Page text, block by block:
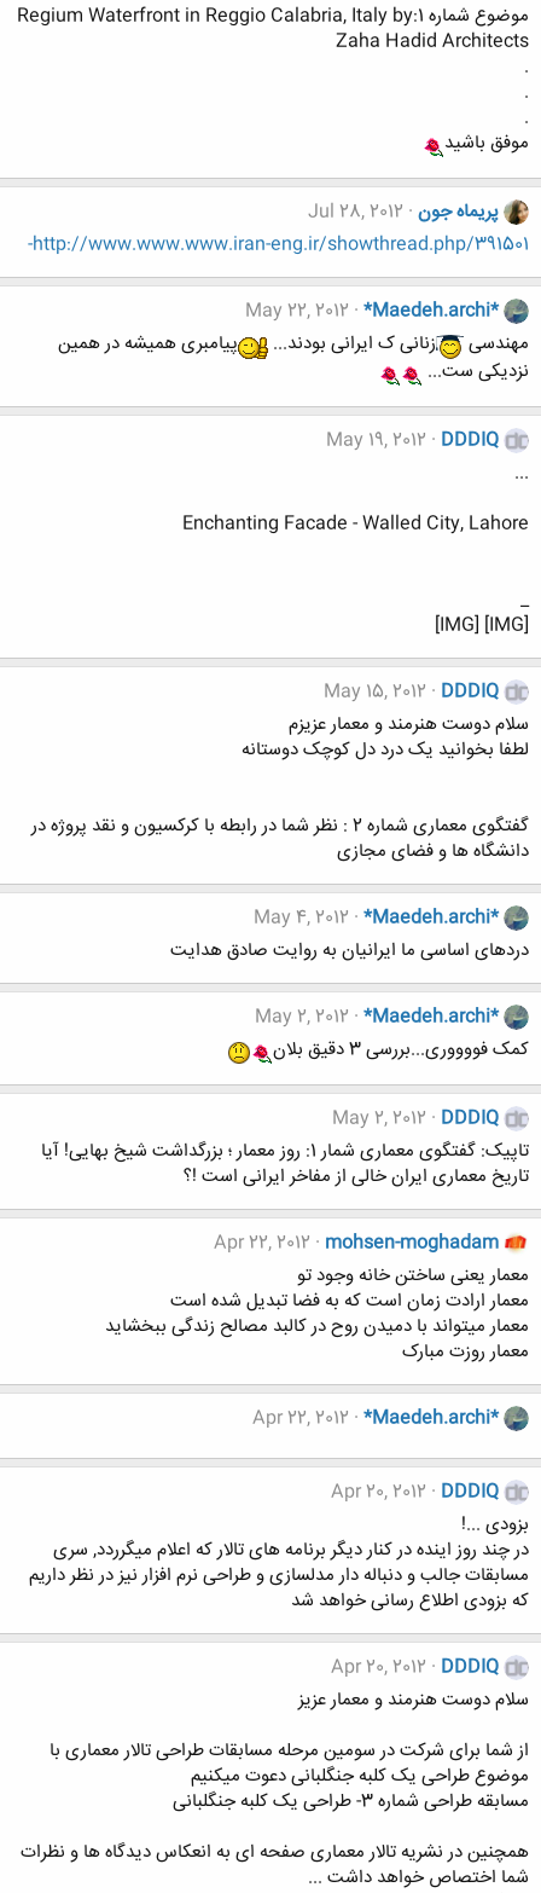
موضوع شماره 1:Regium Waterfront in Reggio Calabria, Italy by
Zaha Hadid Architects
.
.
.
موفق باشید
پریماه جون Jul 28, 2012
http://www.www.www.iran-eng.ir/showthread.php/391501-
*Maedeh.archi*
May 22, 2012
مهندسی
زنانی ک ایرانی بودند...
پیامبری همیشه در همین
نزدیکی ست...
DDDIQ
May 19, 2012
...
Enchanting Facade - Walled City, Lahore
_
[IMG] [IMG]
DDDIQ
May 15, 2012
سلام دوست هنرمند و معمار عزیزم
لطفا بخوانید یک درد دل کوچک دوستانه
گفتگوی معماری شماره 2 : نظر شما در رابطه با کرکسیون و نقد پروژه در
دانشگاه ها و فضای مجازی
*Maedeh.archi*
May 4, 2012
دردهای اساسی ما ایرانیان به روایت صادق هدایت
*Maedeh.archi*
May 2, 2012
کمک فووووری...بررسی 3 دقیق بلان
DDDIQ
May 2, 2012
تاپیک: گفتگوی معماری شمار 1: روز معمار ؛ بزرگداشت شیخ بهایی! آیا
تاریخ معماری ایران خالی از مفاخر ایرانی است !؟
mohsen-moghadam
Apr 22, 2012
معمار یعنی ساختن خانه وجود تو
معمار ارادت زمان است که به فضا تبدیل شده است
معمار میتواند با دمیدن روح در کالبد مصالح زندگی ببخشاید
معمار روزت مبارک
*Maedeh.archi*
Apr 22, 2012
DDDIQ
Apr 20, 2012
بزودی ...!
در چند روز اینده در کنار دیگر برنامه های تالار که اعلام میگرردد, سری
مسابقات جالب و دنباله دار مدلسازی و طراحی نرم افزار نیز در نظر داریم
که بزودی اطلاع رسانی خواهد شد
DDDIQ
Apr 20, 2012
سلام دوست هنرمند و معمار عزیز
از شما برای شرکت در سومین مرحله مسابقات طراحی تالار معماری با
موضوع طراحی یک کلبه جنگلبانی دعوت میکنیم
مسابقه طراحی شماره 3- طراحی یک کلبه جنگلبانی
همچنین در نشریه تالار معماری صفحه ای به انعکاس دیدگاه ها و نظرات
شما اختصاص خواهد داشت ...